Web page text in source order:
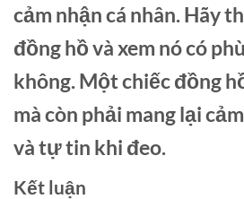
cảm nhận cá nhân. Hãy
đồng hồ và xem nó có
không. Một chiếc đồng
mà còn phải mang lại
và tự tin khi đeo.
Kết luận